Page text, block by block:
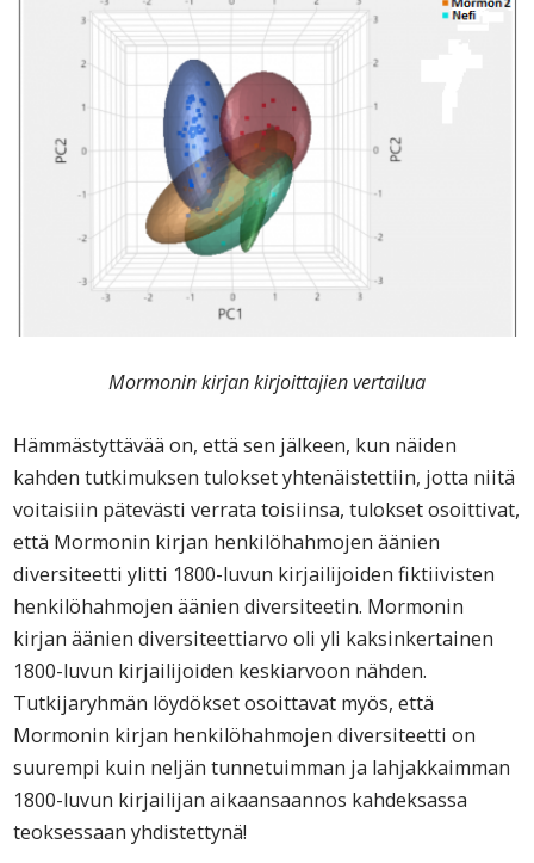
Mormonin kirjan kirjoittajien vertailua
Hämmästyttävää on, että sen jälkeen, kun näiden
kahden tutkimuksen tulokset yhtenäistettiin, jotta niitä
voitaisiin pätevästi verrata toisiinsa, tulokset osoittivat,
että Mormonin kirjan henkilöhahmojen äänien
diversiteetti ylitti 1800-luvun kirjailijoiden fiktiivisten
henkilöhahmojen äänien diversiteetin. Mormonin
kirjan äänien diversiteettiarvo oli yli kaksinkertainen
1800-luvun kirjailijoiden keskiarvoon nähden.
Tutkijaryhmän löydökset osoittavat myös, että
Mormonin kirjan henkilöhahmojen diversiteetti on
suurempi kuin neljän tunnetuimman ja lahjakkaimman
1800-luvun kirjailijan aikaansaannos kahdeksassa
teoksessaan yhdistettynä!